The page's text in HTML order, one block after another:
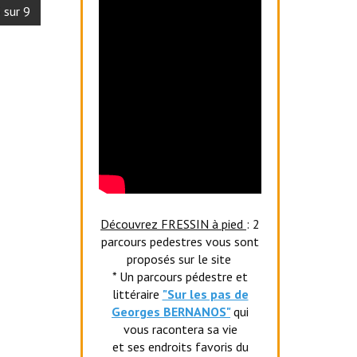
sur 9
Découvrez FRESSIN à pied : 2
parcours pedestres vous sont
proposés sur le site
* Un parcours pédestre et
littéraire "Sur les pas de
Georges BERNANOS" qui
vous racontera sa vie
et ses endroits favoris du